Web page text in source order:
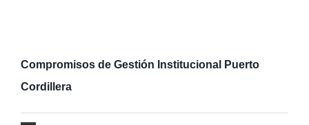
Compromisos de Gestión Institucional Puerto
Cordillera